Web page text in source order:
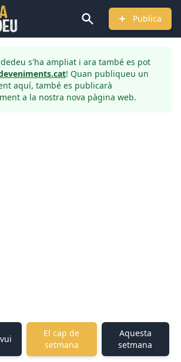
Publica
s'ha ampliat i ara també es pot
! Quan publiqueu un
aquí, també es publicarà
a la nostra nova pàgina web.
El cap de
setmana
Aquesta
setmana